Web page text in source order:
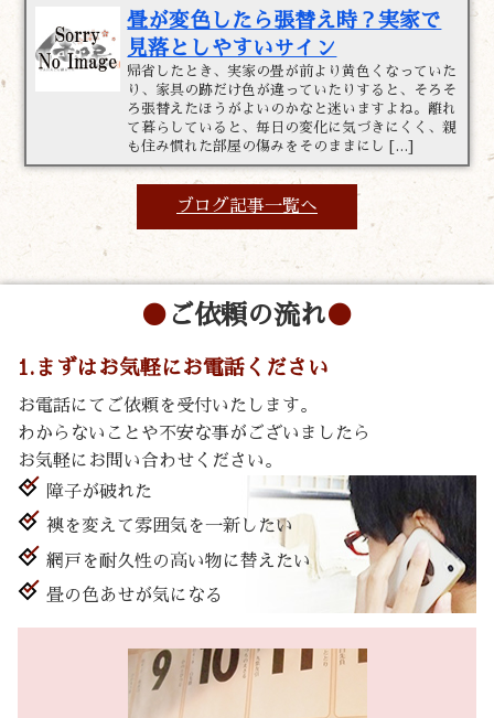
畳が変色したら張替え時？実家で
見落としやすいサイン
帰省したとき、実家の畳が前より黄色くなっていた
り、家具の跡だけ色が違っていたりすると、そろそ
ろ張替えたほうがよいのかなと迷いますよね。離れ
て暮らしていると、毎日の変化に気づきにくく、親
も住み慣れた部屋の傷みをそのままにし […]
ブログ記事一覧へ
ご依頼の流れ
1.まずはお気軽にお電話ください
お電話にてご依頼を受付いたします。
わからないことや不安な事がございましたら
お気軽にお問い合わせください。
障子が破れた
襖を変えて雰囲気を一新したい
網戸を耐久性の高い物に替えたい
畳の色あせが気になる